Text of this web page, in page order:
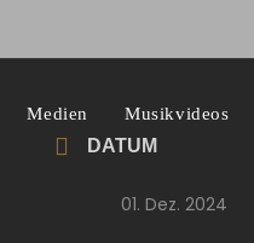
Medien Musikvideos
DATUM
01. Dez. 2024